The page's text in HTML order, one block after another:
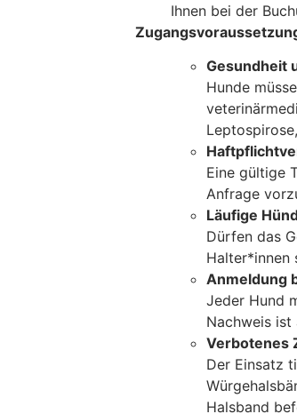
Ihnen bei der
Gesundheit
Hunde
Eine gültige
Anfrage
Läufige
Dürfen das
Halter*innen
Anmeldung
Jeder Hund
Nachweis ist
Verbotenes
Der Einsatz
Halsband